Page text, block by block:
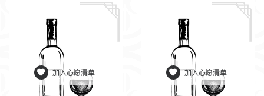
加入心愿清单 加入心愿清单